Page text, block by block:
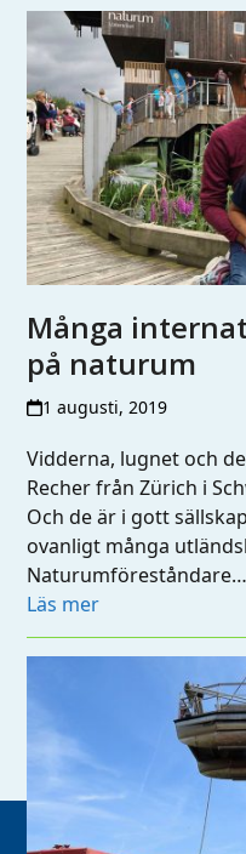
Många
på naturum
1 augusti, 2019
Vidderna, lugnet och
Recher från Zürich i
Och de är i gott
ovanligt många
Naturumföreståndare…
Läs mer